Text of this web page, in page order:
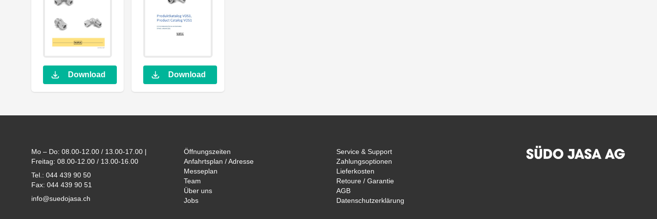
Download Download
Mo – Do: 08.00-12.00 / 13.00-17.00 |
Freitag: 08.00-12.00 / 13.00-16.00
Tel.: 044 439 90 50
Fax: 044 439 90 51
info@suedojasa.ch
Öffnungszeiten
Anfahrtsplan / Adresse
Messeplan
Team
Über uns
Jobs
Service & Support
Zahlungsoptionen
Lieferkosten
Retoure / Garantie
AGB
Datenschutzerklärung